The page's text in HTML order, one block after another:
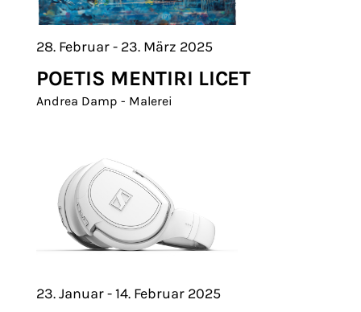
28. Februar - 23. März 2025
POETIS MENTIRI LICET
Andrea Damp - Malerei
23. Januar - 14. Februar 2025